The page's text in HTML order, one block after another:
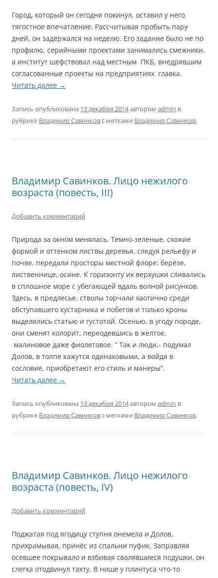
Город, который он сегодня покинул, оставил у него
тягостное впечатление. Рассчитывая пробыть пару
дней, он задержался на неделю. Его задание было не по
профилю, серийными проектами занимались смежники,
а институт шефствовал над местным ПКБ, внедрявшим
согласованные проекты на предприятиях главка.
Читать далее →
Запись опубликована 13 декабря 2014автором admin в
рубрике Владимир Савинковс метками Владимир Савинков.
Владимир Савинков. Лицо нежилого
возраста (повесть, III)
Добавить комментарий
Природа за окном менялась. Темно-зеленые, схожие
формой и оттенком листвы деревья, следуя рельефу и
почве, передали просторы местной флоре: берёзе,
лиственнице, осине. К горизонту их верхушки сливались
в сплошное море с убегающей вдаль волной рисунков.
Здесь, в предлесье, стволы торчали хаотично среди
обступавшего кустарника и побегов и только кроны
выделялись статью и густотой. Осенью, в угоду породе,
они сменят колорит, переодевшись в желтое,
малиновое даже фиолетовое. “ Так и люди,- подумал
Долов, в толпе кажутся одинаковыми, а войдя в
сословие, приобретают его стиль и манеры”.
Читать далее →
Запись опубликована 13 декабря 2014автором admin в
рубрике Владимир Савинковс метками Владимир Савинков.
Владимир Савинков. Лицо нежилого
возраста (повесть, IV)
Добавить комментарий
Поджатая под ягодицу ступня онемела и Долов,
прихрамывая, принёс из спальни пуфик. Заправляя
осевшее покрывало и взбивая свалявшиеся подушки, он
слегка отодвинул тахту. В нише у плинтуса что-то